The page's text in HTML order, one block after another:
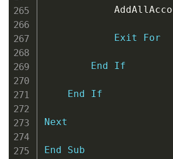
Exit For
End If
End If
Next
End Sub